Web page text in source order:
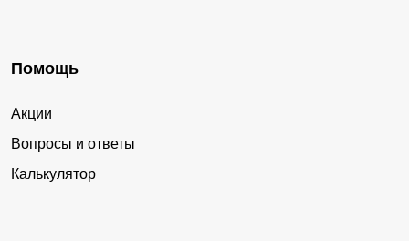
Помощь
Акции
Вопросы и ответы
Калькулятор